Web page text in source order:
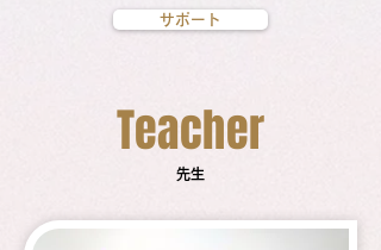
サポート
Teacher
先生